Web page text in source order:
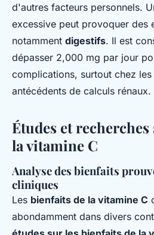
d'autres facteurs personnels.
excessive peut provoquer des
notamment digestifs. Il est
dépasser 2,000 mg par jour
complications, surtout chez
antécédents de calculs rénaux.
Études et
la vitamine C
Analyse des bienfaits
cliniques
Les bienfaits de la vitamine C
abondamment dans divers